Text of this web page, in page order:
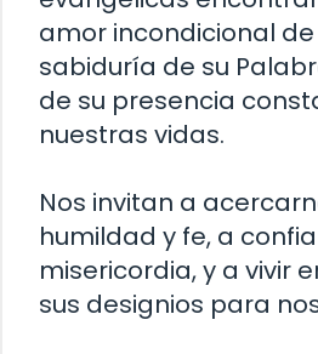
amor incondicional de
sabiduría de su
de su presencia
nuestras vidas.
Nos invitan a
humildad y fe, a
misericordia, y a vivir
sus designios para